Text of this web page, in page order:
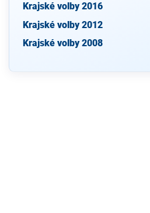
Krajské volby 2016
Krajské volby 2012
Krajské volby 2008